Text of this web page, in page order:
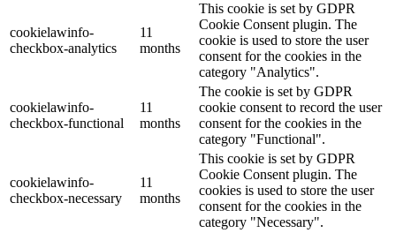
cookielawinfo-
checkbox-analytics
11
months
This cookie is set by GDPR
Cookie Consent plugin. The
cookie is used to store the user
consent for the cookies in the
category "Analytics".
cookielawinfo-
checkbox-functional
11
months
The cookie is set by GDPR
cookie consent to record the user
consent for the cookies in the
category "Functional".
cookielawinfo-
checkbox-necessary
11
months
This cookie is set by GDPR
Cookie Consent plugin. The
cookies is used to store the user
consent for the cookies in the
category "Necessary".